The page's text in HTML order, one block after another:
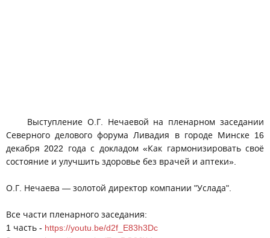
Выступление О.Г. Нечаевой на пленарном заседании
Северного делового форума Ливадия в городе Минске 16
декабря 2022 года с докладом «Как гармонизировать своё
состояние и улучшить здоровье без врачей и аптеки».
О.Г. Нечаева — золотой директор компании "Услада".
Все части пленарного заседания:
1 часть - https://youtu.be/d2f_E83h3Dc